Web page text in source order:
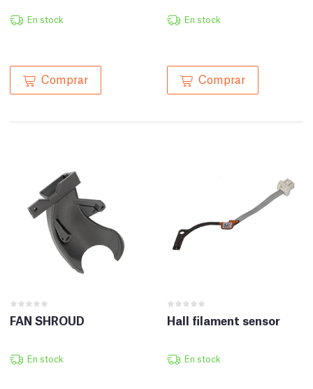
En stock
Comprar
En stock
Comprar
FAN SHROUD
En stock
Hall filament sensor
En stock